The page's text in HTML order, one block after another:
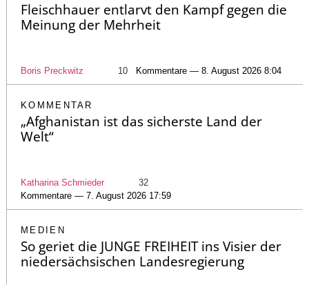
Fleischhauer entlarvt den Kampf gegen die
Meinung der Mehrheit
Boris Preckwitz 10 Kommentare — 8. August 2026 8:04
KOMMENTAR
„Afghanistan ist das sicherste Land der
Welt“
Katharina Schmieder
32
Kommentare — 7. August 2026 17:59
MEDIEN
So geriet die JUNGE FREIHEIT ins Visier der
niedersächsischen Landesregierung